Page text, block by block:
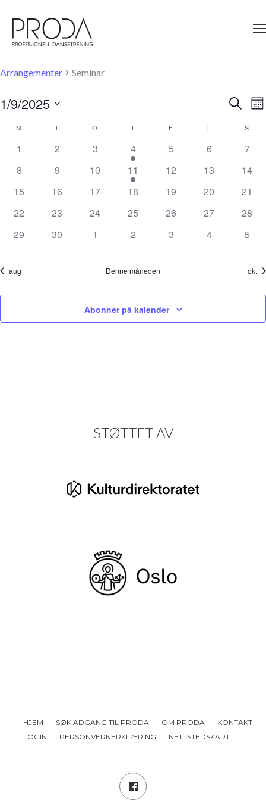
sidens
hovedinnhold
Arrangementer Seminar
Views
Søk
1/9/2025
dato.
Kalender
Arrangementer
M T O T F L S
0
1
0
2
0
arrangementer
3
1
arrangement
4
0
5
0
6
0
7
0
8
0
9
0
arrangementer
10
1
arrangement
11
0
12
0
13
0
14
0
15
0
16
0
17
0
18
0
19
0
20
0
21
0
22
0
23
0
24
0
25
0
26
0
27
0
28
0
29
0
30
0
1
0
2
0
3
0
4
0
5
aug Denne måneden okt
Abonner på kalender
STØTTET AV
HJEM SØK ADGANG TIL PRODA OM PRODA
KONTAKT
LOGIN
PERSONVERNERKLÆRING NETTSTEDSKART